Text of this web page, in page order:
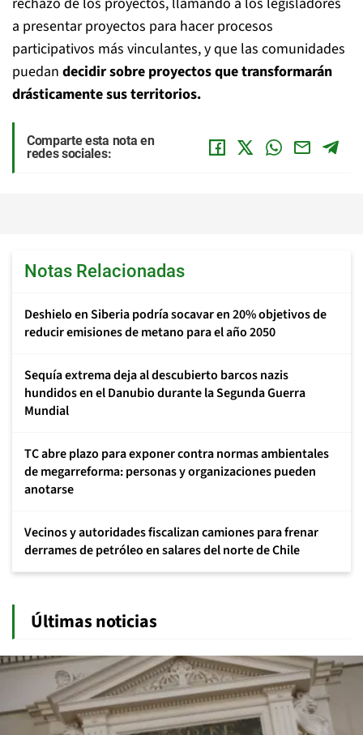
a presentar proyectos para hacer procesos
participativos más vinculantes, y que las comunidades
puedan decidir sobre proyectos que transformarán
drásticamente sus territorios.
Comparte esta nota en
redes sociales:
Notas Relacionadas
Deshielo en Siberia podría socavar en 20% objetivos de
reducir emisiones de metano para el año 2050
Sequía extrema deja al descubierto barcos nazis
hundidos en el Danubio durante la Segunda Guerra
Mundial
TC abre plazo para exponer contra normas ambientales
de megarreforma: personas y organizaciones pueden
anotarse
Vecinos y autoridades fiscalizan camiones para frenar
derrames de petróleo en salares del norte de Chile
Últimas noticias